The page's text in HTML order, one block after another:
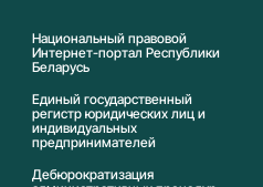
Национальный правовой
Интернет-портал Республики
Беларусь
Единый государственный
регистр юридических лиц и
индивидуальных
предпринимателей
Дебюрократизация